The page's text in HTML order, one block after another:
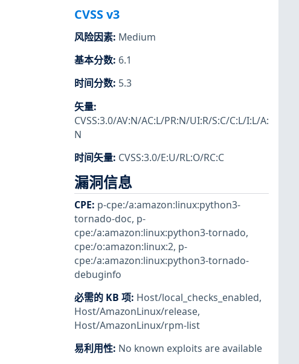
CVSS v3
风险因素: Medium
基本分数: 6.1
时间分数: 5.3
矢量:
CVSS:3.0/AV:N/AC:L/PR:N/UI:R/S:C/C:L/I:L/A:
N
时间矢量: CVSS:3.0/E:U/RL:O/RC:C
漏洞信息
CPE: p-cpe:/a:amazon:linux:python3-
tornado-doc, p-
cpe:/a:amazon:linux:python3-tornado,
cpe:/o:amazon:linux:2, p-
cpe:/a:amazon:linux:python3-tornado-
debuginfo
必需的 KB 项: Host/local_checks_enabled,
Host/AmazonLinux/release,
Host/AmazonLinux/rpm-list
易利用性: No known exploits are available